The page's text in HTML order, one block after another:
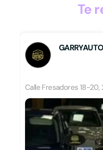
Te
GARRYAUTO
Calle Fresadores 18-